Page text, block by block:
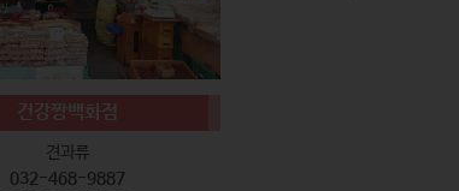
건강짱백화점
견과류
032-468-9887